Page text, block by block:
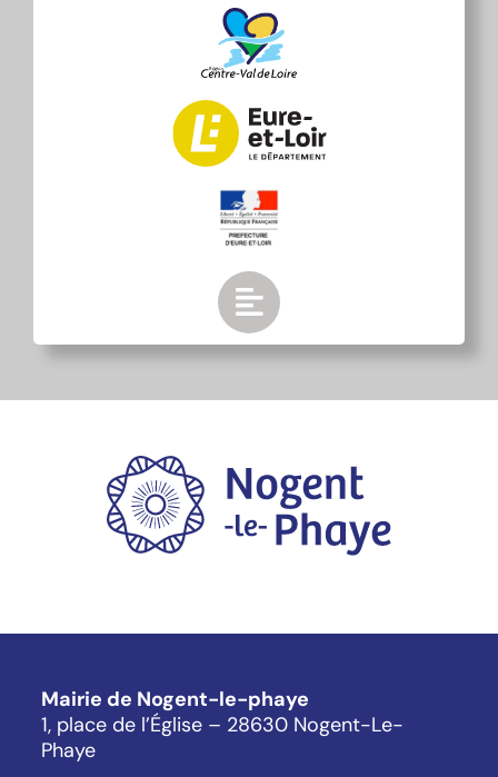
Mairie de Nogent-le-phaye
1, place de l’Église – 28630 Nogent-Le-
Phaye